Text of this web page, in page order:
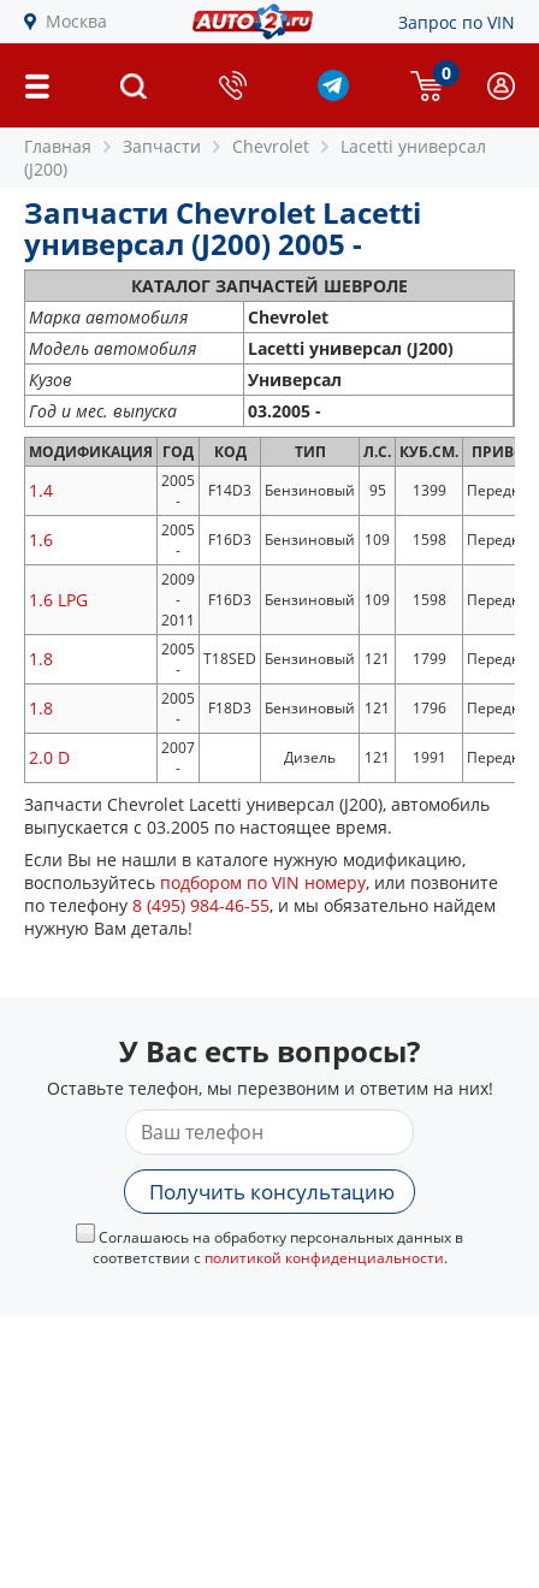
Москва Запрос по VIN
0
Главная Запчасти Chevrolet
Lacetti универсал
(J200)
Запчасти Chevrolet Lacetti
универсал (J200) 2005 -
КАТАЛОГ ЗАПЧАСТЕЙ ШЕВРОЛЕ
Марка автомобиля
Chevrolet
Модель автомобиля
Lacetti универсал (J200)
Кузов
Универсал
Год и мес. выпуска
03.2005 -
МОДИФИКАЦИЯ ГОД КОД ТИП Л.С. КУБ.СМ. ПРИВОД
1.4
2005
-
F14D3 Бензиновый 95 1399 Передний
1.6
2005
-
F16D3 Бензиновый 109 1598 Передний
1.6 LPG
2009
-
2011
F16D3 Бензиновый 109 1598 Передний
1.8
2005
-
T18SED Бензиновый 121 1799 Передний
1.8
2005
-
F18D3 Бензиновый 121 1796 Передний
2.0 D
2007
-
Дизель 121 1991 Передний
Запчасти Chevrolet Lacetti универсал (J200), автомобиль
выпускается с 03.2005 по настоящее время.
Если Вы не нашли в каталоге нужную модификацию,
воспользуйтесь подбором по VIN номеру, или позвоните
по телефону 8 (495) 984-46-55, и мы обязательно найдем
нужную Вам деталь!
У Вас есть вопросы?
Оставьте телефон, мы перезвоним и ответим на них!
Получить консультацию
Соглашаюсь на обработку персональных данных в
соответствии с политикой конфиденциальности.